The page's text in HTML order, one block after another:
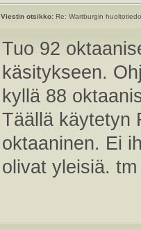
Viestin otsikko:Re: Wartburgin
Tuo 92
käsitykseen.
kyllä 88
Täällä käytetyn
oktaaninen. Ei
olivat yleisiä. tm